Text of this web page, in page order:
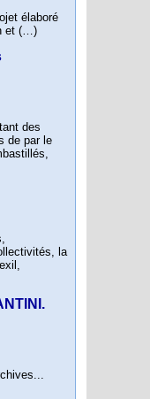
élaboré
et (…)
des
de par le
la